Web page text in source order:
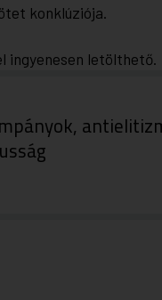
konklúziója.
ingyenesen letölthető.